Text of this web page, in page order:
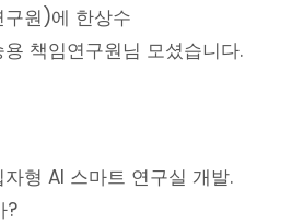
구원)에 한상수
책임연구원님 모셨습니다.
형 AI 스마트 연구실 개발.
?